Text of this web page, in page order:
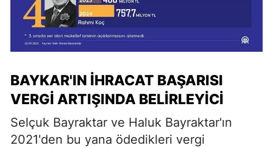
BAYKAR'IN İHRACAT BAŞARISI
VERGI ARTIŞINDA BELIRLEYICI
Selçuk Bayraktar ve Haluk Bayraktar'ın
2021'den bu yana ödedikleri vergi